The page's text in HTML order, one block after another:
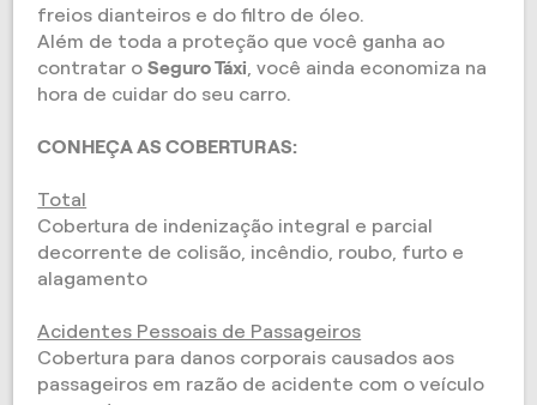
freios dianteiros e do filtro de óleo.
Além de toda a proteção que você ganha ao
contratar oSeguro Táxi , você ainda economiza na
hora de cuidar do seu carro.
CONHEÇA AS COBERTURAS:
Total
Cobertura de indenização integral e parcial
decorrente de colisão, incêndio, roubo, furto e
alagamento
Acidentes Pessoais de Passageiros
Cobertura para danos corporais causados aos
passageiros em razão de acidente com o veículo